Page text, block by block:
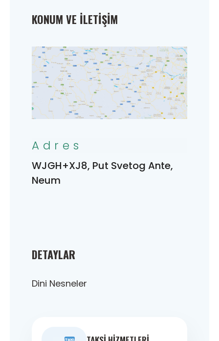
DETAYLAR
Dini Nesneler
KONUM VE İLETIŞIM
Adres
WJGH+XJ8, Put Svetog Ante,
Neum